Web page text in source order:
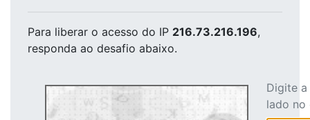
Para liberar o acesso do IP 216.73.216.196,
responda ao desafio abaixo.
Digite
lado no